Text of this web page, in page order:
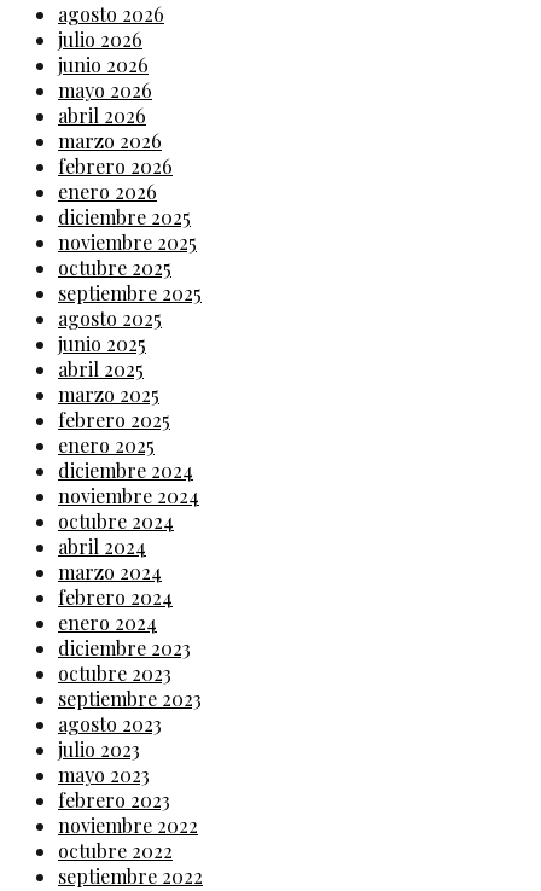
agosto 2026
julio 2026
junio 2026
mayo 2026
abril 2026
marzo 2026
febrero 2026
enero 2026
diciembre 2025
noviembre 2025
octubre 2025
septiembre 2025
agosto 2025
junio 2025
abril 2025
marzo 2025
febrero 2025
enero 2025
diciembre 2024
noviembre 2024
octubre 2024
abril 2024
marzo 2024
febrero 2024
enero 2024
diciembre 2023
octubre 2023
septiembre 2023
agosto 2023
julio 2023
mayo 2023
febrero 2023
noviembre 2022
octubre 2022
septiembre 2022